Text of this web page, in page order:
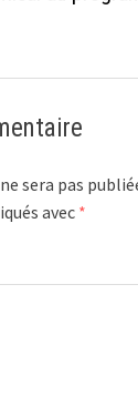
sera pas
avec *